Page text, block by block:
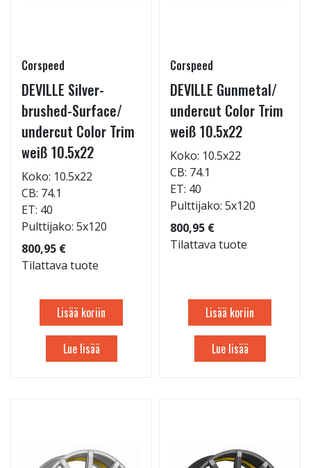
Corspeed
DEVILLE Silver-
brushed-Surface/
undercut Color Trim
weiß 10.5x22
Koko: 10.5x22
CB: 74.1
ET: 40
Pulttijako: 5x120
800,95 €
Tilattava tuote
Lisää koriin
Lue lisää
Corspeed
DEVILLE Gunmetal/
undercut Color Trim
weiß 10.5x22
Koko: 10.5x22
CB: 74.1
ET: 40
Pulttijako: 5x120
800,95 €
Tilattava tuote
Lisää koriin
Lue lisää